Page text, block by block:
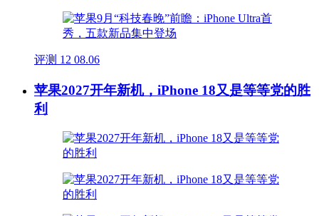
评测 12 08.06
苹果2027开年新机，iPhone 18又是等等党的胜
利